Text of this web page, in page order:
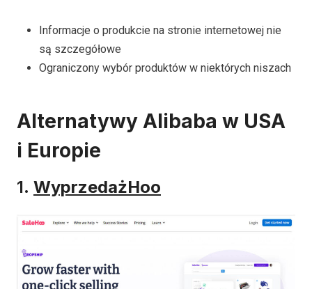
Informacje o produkcie na stronie internetowej nie
są szczegółowe
Ograniczony wybór produktów w niektórych niszach
Alternatywy Alibaba w USA
i Europie
1. WyprzedażHoo